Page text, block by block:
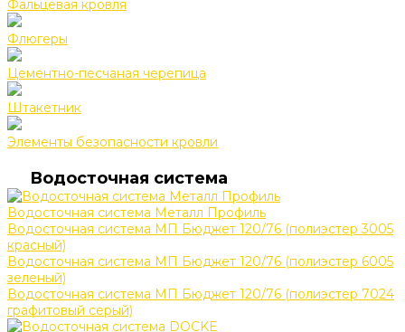
Фальцевая кровля
Флюгеры
Цементно-песчаная черепица
Штакетник
Элементы безопасности кровли
Водосточная система
Водосточная система Металл Профиль
Водосточная система МП Бюджет 120/76 (полиэстер 3005
красный)
Водосточная система МП Бюджет 120/76 (полиэстер 6005
зеленый)
Водосточная система МП Бюджет 120/76 (полиэстер 7024
графитовый серый)